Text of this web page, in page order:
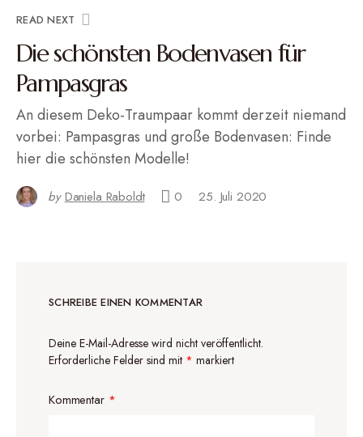
READ NEXT
Die schönsten Bodenvasen für
Pampasgras
An diesem Deko-Traumpaar kommt derzeit niemand
vorbei: Pampasgras und große Bodenvasen: Finde
hier die schönsten Modelle!
by Daniela Raboldt 0 25. Juli 2020
SCHREIBE EINEN KOMMENTAR
Deine E-Mail-Adresse wird nicht veröffentlicht.
Erforderliche Felder sind mit * markiert
Kommentar *